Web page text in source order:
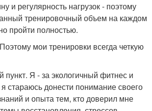
и регулярность нагрузок - поэтому
тренировочный объем на каждом
пройти полностью.
мои тренировки всегда четкую
пункт. Я - за экологичный фитнес и
стараюсь донести понимание своего
и опыта тем, кто доверил мне